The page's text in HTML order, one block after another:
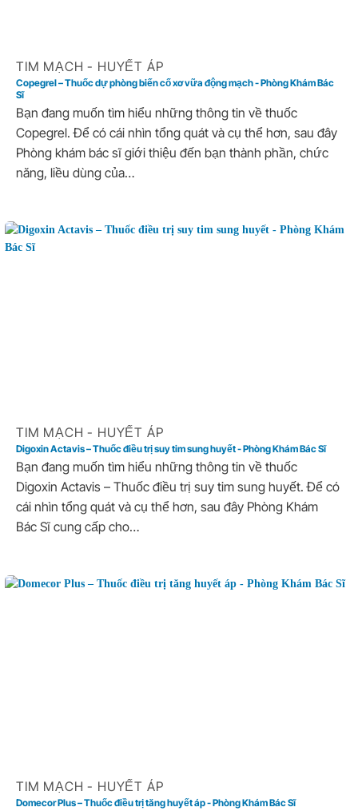
TIM MẠCH - HUYẾT ÁP
Copegrel – Thuốc dự phòng biến cố xơ vữa động mạch - Phòng Khám Bác
Sĩ
Bạn đang muốn tìm hiểu những thông tin về thuốc
Copegrel. Để có cái nhìn tổng quát và cụ thể hơn, sau đây
Phòng khám bác sĩ giới thiệu đến bạn thành phần, chức
năng, liều dùng của…
TIM MẠCH - HUYẾT ÁP
Digoxin Actavis – Thuốc điều trị suy tim sung huyết - Phòng Khám Bác Sĩ
Bạn đang muốn tìm hiểu những thông tin về thuốc
Digoxin Actavis – Thuốc điều trị suy tim sung huyết. Để có
cái nhìn tổng quát và cụ thể hơn, sau đây Phòng Khám
Bác Sĩ cung cấp cho…
TIM MẠCH - HUYẾT ÁP
Domecor Plus – Thuốc điều trị tăng huyết áp - Phòng Khám Bác Sĩ